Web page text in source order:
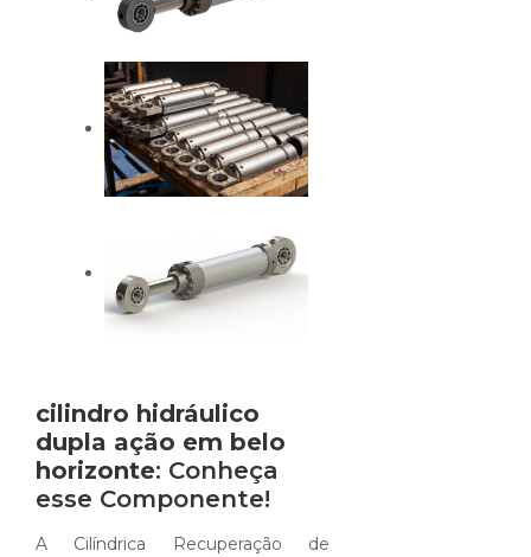
cilindro hidráulico
dupla ação em belo
horizonte: Conheça
esse Componente!
A Cilíndrica Recuperação de